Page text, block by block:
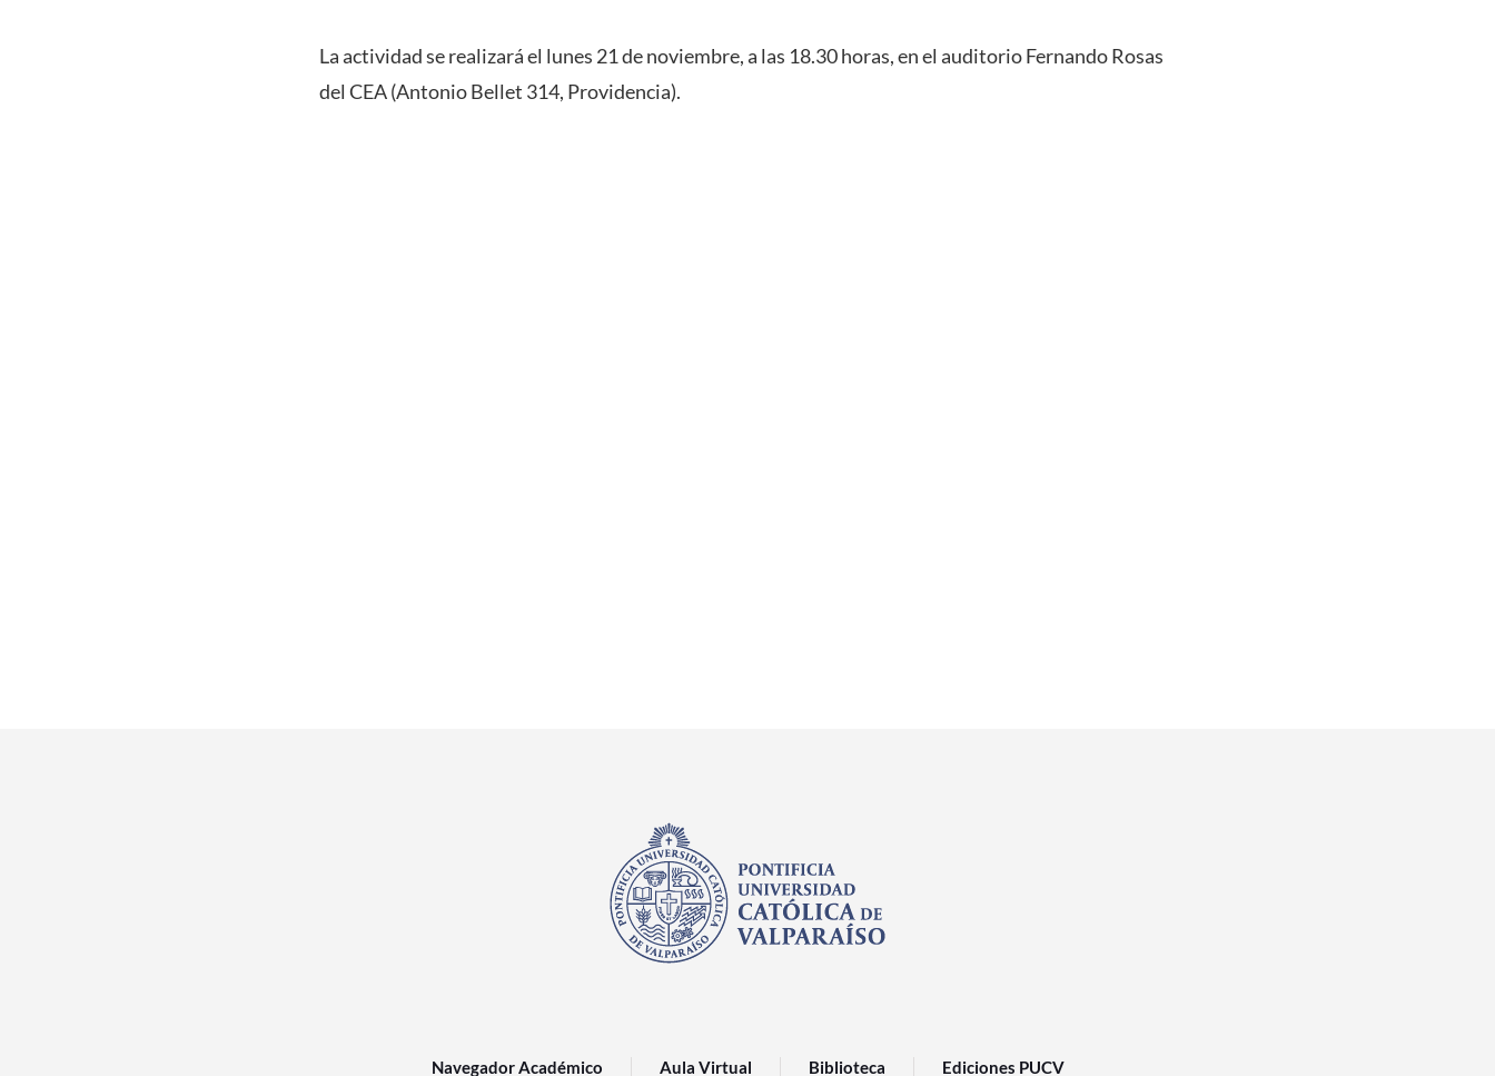
La actividad se realizará el lunes 21 de noviembre, a las 18.30 horas, en el auditorio Fernando Rosas
del CEA (Antonio Bellet 314, Providencia).
Navegador Académico Aula Virtual Biblioteca Ediciones PUCV